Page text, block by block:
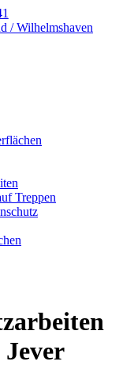
Treppen